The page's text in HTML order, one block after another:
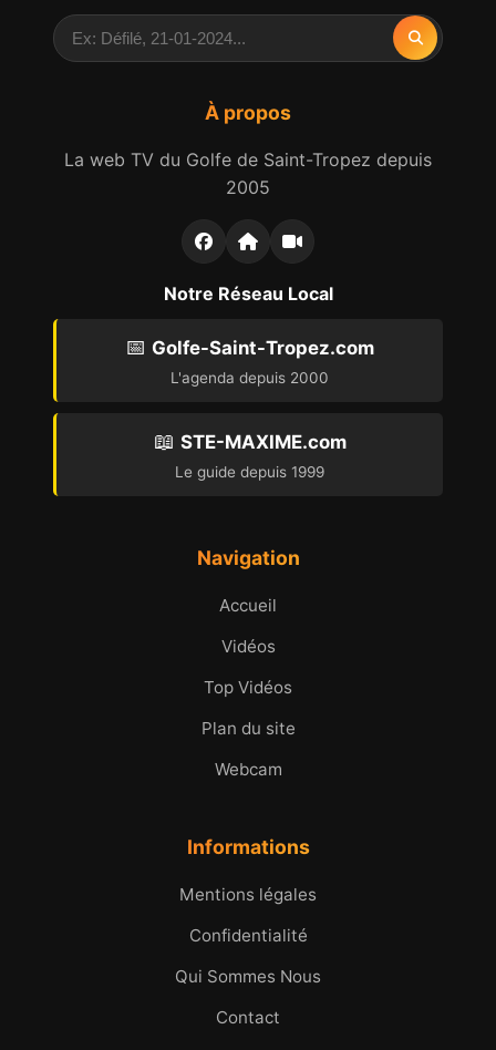
À propos
La web TV du Golfe de Saint-Tropez depuis
2005
Notre Réseau Local
📅 Golfe-Saint-Tropez.com
L'agenda depuis 2000
📖 STE-MAXIME.com
Le guide depuis 1999
Navigation
Accueil
Vidéos
Top Vidéos
Plan du site
Webcam
Informations
Mentions légales
Confidentialité
Qui Sommes Nous
Contact